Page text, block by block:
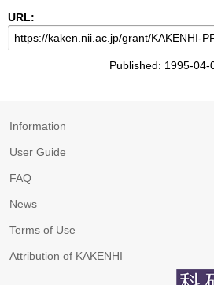
URL:
Published: 1995-
Information
User Guide
FAQ
News
Terms of Use
Attribution of KAKENHI